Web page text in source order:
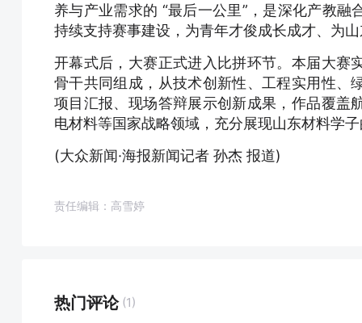
养与产业需求的 “最后一公里”，是深化产教
持续支持赛事建设，为青年才俊成长成才、为
开幕式后，大赛正式进入比拼环节。本届大赛
骨干共同组成，从技术创新性、工程实用性、
项目汇报、现场答辩展示创新成果，作品覆盖
电材料等国家战略领域，充分展现山东材料学
(大众新闻·海报新闻记者 孙杰 报道)
责任编辑：高雪婷
热门评论 (1)